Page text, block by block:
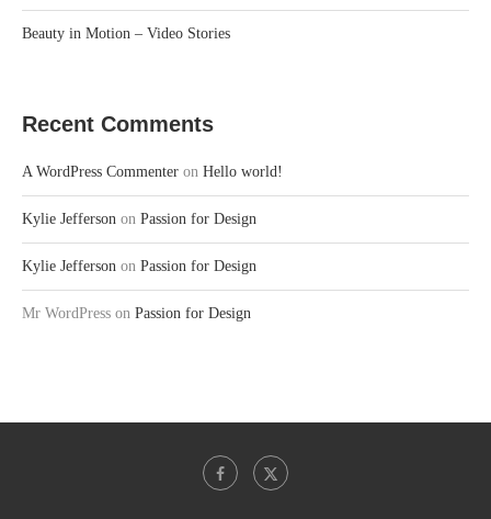
Beauty in Motion – Video Stories
Recent Comments
A WordPress Commenter on Hello world!
Kylie Jefferson on Passion for Design
Kylie Jefferson on Passion for Design
Mr WordPress on Passion for Design